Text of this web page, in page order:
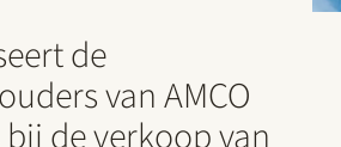
de
van AMCO
de verkoop van